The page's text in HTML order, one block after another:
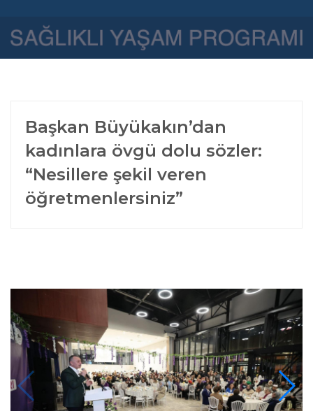
Başkan Büyükakın’dan
kadınlara övgü dolu sözler:
“Nesillere şekil veren
öğretmenlersiniz”